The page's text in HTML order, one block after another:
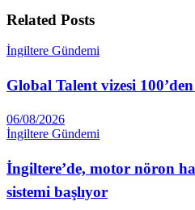
Related Posts
İngiltere Gündemi
Global Talent vizesi
06/08/2026
İngiltere Gündemi
İngiltere’de, motor nöron
sistemi başlıyor